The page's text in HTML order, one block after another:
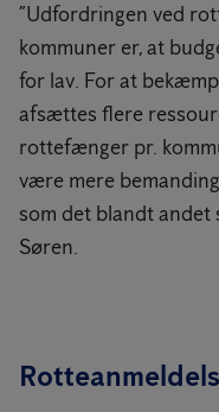
”Udfordringen ved
kommuner er, at
for lav. For at
afsættes flere
rottefænger pr.
være mere
som det blandt andet
Søren.